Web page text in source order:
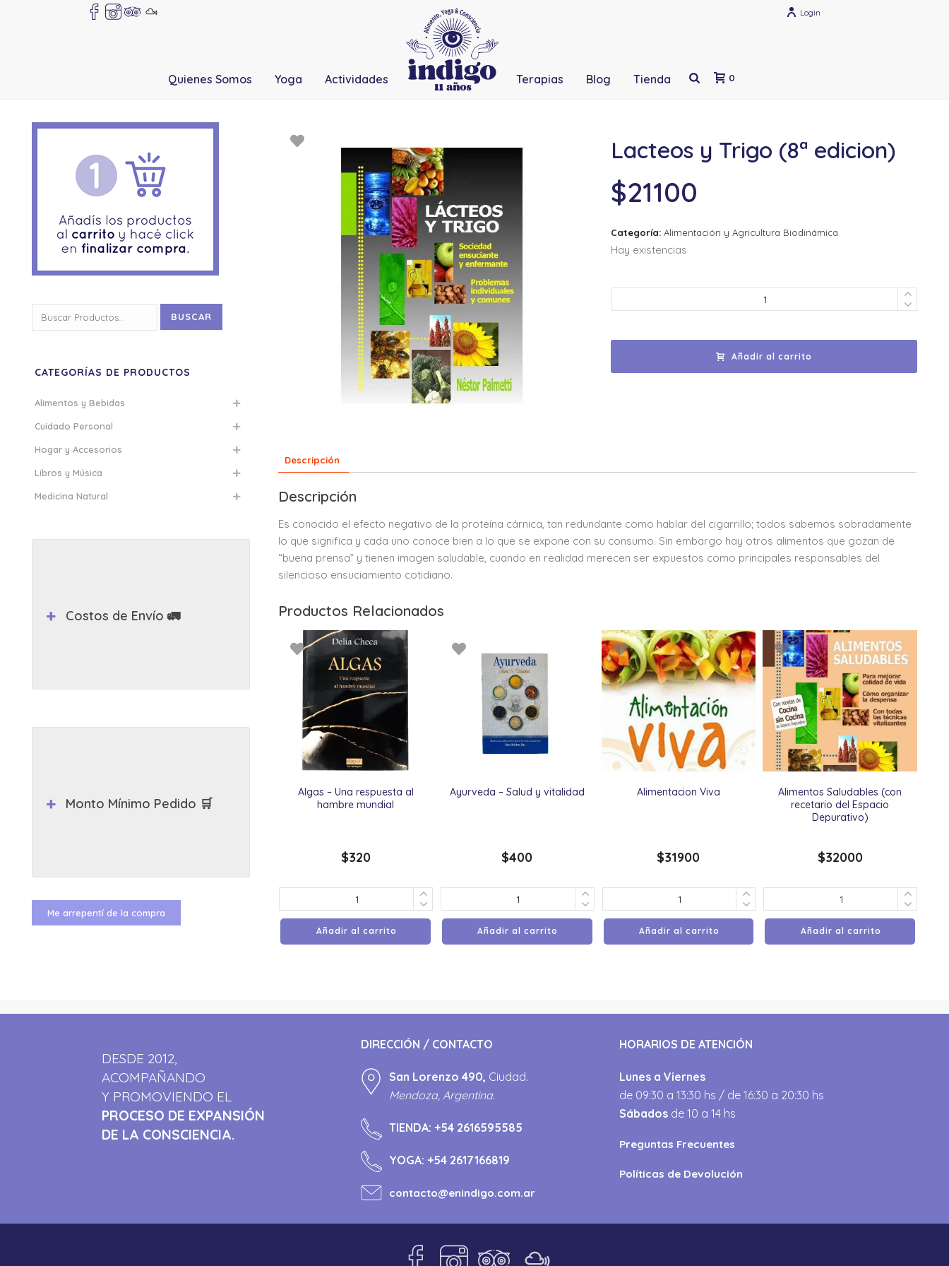
Login
Quienes Somos Yoga Actividades Terapias Blog Tienda 0
Lacteos y Trigo (8ª edicion)
$21100
Categoría: Alimentación y Agricultura Biodinámica
Hay existencias
Añadir al carrito
Descripción
Descripción
Es conocido el efecto negativo de la proteína cárnica, tan redundante como hablar del cigarrillo; todos sabemos sobradamente
lo que significa y cada uno conoce bien a lo que se expone con su consumo. Sin embargo hay otros alimentos que gozan de
“buena prensa” y tienen imagen saludable, cuando en realidad merecen ser expuestos como principales responsables del
silencioso ensuciamiento cotidiano.
Productos Relacionados
Algas – Una respuesta al
hambre mundial
$320
Añadir al carrito
Ayurveda – Salud y vitalidad
$400
Añadir al carrito
Alimentacion Viva
$31900
Añadir al carrito
Alimentos Saludables (con
recetario del Espacio
Depurativo)
$32000
Añadir al carrito
por:
BUSCAR
CATEGORÍAS DE PRODUCTOS
Alimentos y Bebidas
Cuidado Personal
Hogar y Accesorios
Libros y Música
Medicina Natural
Costos de Envío 🚛
Monto Mínimo Pedido 🛒
Me arrepentí de la compra
DESDE 2012,
ACOMPAÑANDO
Y PROMOVIENDO EL
PROCESO DE EXPANSIÓN
DE LA CONSCIENCIA.
DIRECCIÓN / CONTACTO
San Lorenzo 490, Ciudad.
Mendoza, Argentina.
TIENDA: +54 2616595585
YOGA: +54 2617166819
contacto@enindigo.com.ar
HORARIOS DE ATENCIÓN
Lunes a Viernes
de 09:30 a 13:30 hs / de 16:30 a 20:30 hs
Sábados de 10 a 14 hs
Preguntas Frecuentes
Políticas de Devolución